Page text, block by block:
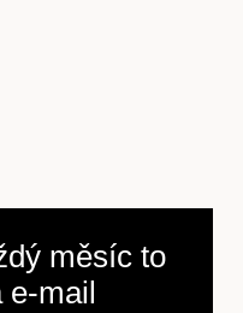
měsíc to
e-mail